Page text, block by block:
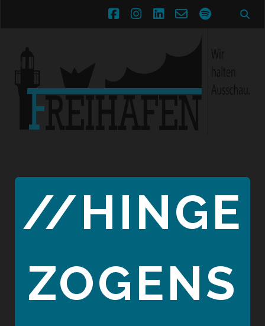
facebookinstagram
linkedin
email-spotify
//HINGE
ZOGENS